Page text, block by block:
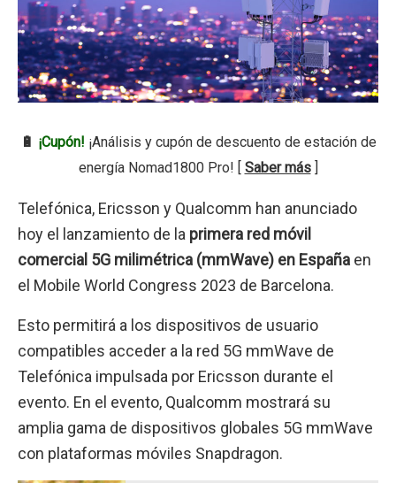
🔋 ¡Cupón! ¡Análisis y cupón de descuento de estación de
energía Nomad1800 Pro! [ Saber más]
Telefónica, Ericsson y Qualcomm han anunciado
hoy el lanzamiento de la primera red móvil
comercial 5G milimétrica (mmWave) en España en
el Mobile World Congress 2023 de Barcelona.
Esto permitirá a los dispositivos de usuario
compatibles acceder a la red 5G mmWave de
Telefónica impulsada por Ericsson durante el
evento. En el evento, Qualcomm mostrará su
amplia gama de dispositivos globales 5G mmWave
con plataformas móviles Snapdragon.